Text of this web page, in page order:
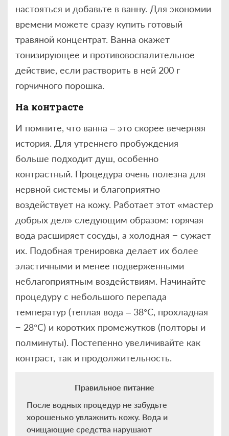
настояться и добавьте в ванну. Для экономии
времени можете сразу купить готовый
травяной концентрат. Ванна окажет
тонизирующее и противовоспалительное
действие, если растворить в ней 200 г
горчичного порошка.
На контрасте
И помните, что ванна – это скорее вечерняя
история. Для утреннего пробуждения
больше подходит душ, особенно
контрастный. Процедура очень полезна для
нервной системы и благоприятно
воздействует на кожу. Работает этот «мастер
добрых дел» следующим образом: горячая
вода расширяет сосуды, а холодная − сужает
их. Подобная тренировка делает их более
эластичными и менее подверженными
неблагоприятным воздействиям. Начинайте
процедуру с небольшого перепада
температур (теплая вода – 38°С, прохладная
− 28°С) и коротких промежутков (полторы и
полминуты). Постепенно увеличивайте как
контраст, так и продолжительность.
Правильное питание
После водных процедур не забудьте
хорошенько увлажнить кожу. Вода и
очищающие средства нарушают